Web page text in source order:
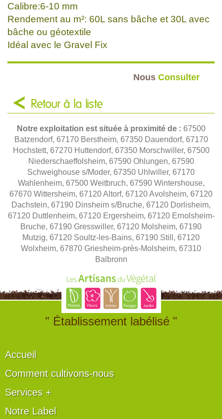
Calibre:6-10 mm
Rendement au m²: 60L sans bâche et 30L avec
bâche ou géotextile
Idéal avec le Gravel Fix
Nous Consulter
Retour à la liste
Notre exploitation est située à proximité de : 67500
Batzendorf, 67170 Berstheim, 67350 Dauendorf, 67170
Hochstett, 67270 Huttendorf, 67350 Morschwiller, 67500
Niederschaeffolsheim, 67590 Ohlungen, 67590
Schweighouse s/Moder, 67350 Uhlwiller, 67170
Wahlenheim, 67500 Weitbruch, 67590 Wintershouse,
67670 Wittersheim, 67120 Altorf, 67120 Avolsheim, 67120
Dachstein, 67190 Dinsheim s/Bruche, 67120 Dorlisheim,
67120 Duttlenheim, 67120 Ergersheim, 67120 Ernolsheim-
Bruche, 67190 Gresswiller, 67120 Molsheim, 67190
Mutzig, 67120 Soultz-les-Bains, 67190 Still, 67120
Wolxheim, 67870 Griesheim-près-Molsheim, 67310
Balbronn
" Établissement labélisé "
Accueil
Comment cultivons-nous
Services +
Notre Label